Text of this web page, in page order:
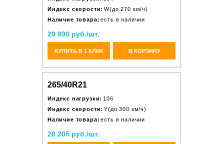
Индекс скорости: W(до 270 км/ч)
Наличие товара: есть в наличии
29 890 руб./шт.
КУПИТЬ В 1 КЛИК В КОРЗИНУ
265/40R21
Индекс нагрузки: 106
Индекс скорости: Y(до 300 км/ч)
Наличие товара: есть в наличии
28 205 руб./шт.